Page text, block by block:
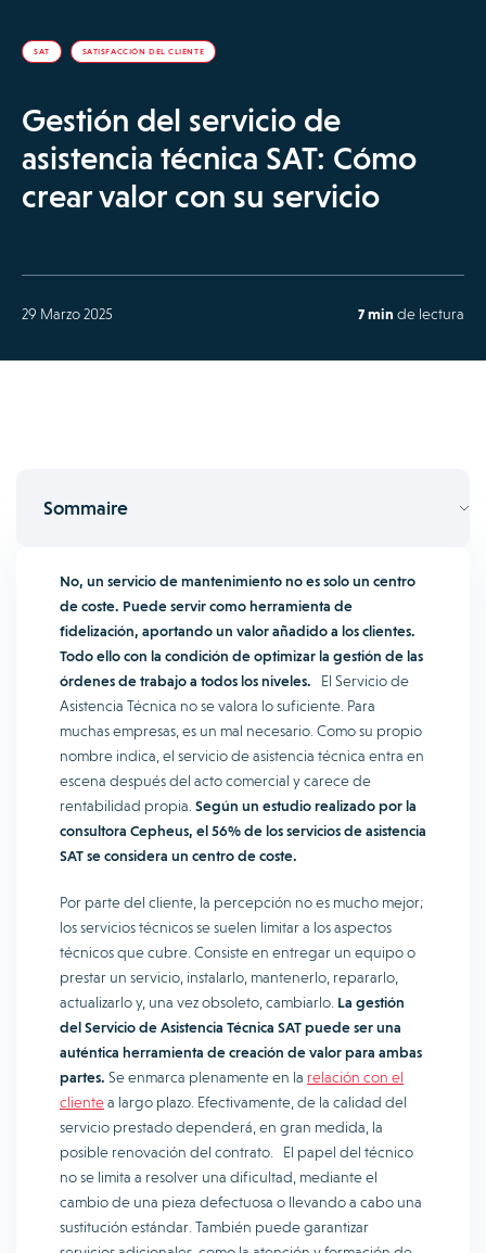
SAT SATISFACCIÓN DEL CLIENTE
Gestión del servicio de
asistencia técnica SAT: Cómo
crear valor con su servicio
29 Marzo 2025 7 min de lectura
Sommaire
No, un servicio de mantenimiento no es solo un centro
de coste. Puede servir como herramienta de
fidelización, aportando un valor añadido a los clientes.
Todo ello con la condición de optimizar la gestión de las
órdenes de trabajo a todos los niveles. El Servicio de
Asistencia Técnica no se valora lo suficiente. Para
muchas empresas, es un mal necesario. Como su propio
nombre indica, el servicio de asistencia técnica entra en
escena después del acto comercial y carece de
rentabilidad propia. Según un estudio realizado por la
consultora Cepheus, el 56% de los servicios de asistencia
SAT se considera un centro de coste.
Por parte del cliente, la percepción no es mucho mejor;
los servicios técnicos se suelen limitar a los aspectos
técnicos que cubre. Consiste en entregar un equipo o
prestar un servicio, instalarlo, mantenerlo, repararlo,
actualizarlo y, una vez obsoleto, cambiarlo. La gestión
del Servicio de Asistencia Técnica SAT puede ser una
auténtica herramienta de creación de valor para ambas
partes. Se enmarca plenamente en la relación con el
clientea largo plazo. Efectivamente, de la calidad del
servicio prestado dependerá, en gran medida, la
posible renovación del contrato. El papel del técnico
no se limita a resolver una dificultad, mediante el
cambio de una pieza defectuosa o llevando a cabo una
sustitución estándar. También puede garantizar